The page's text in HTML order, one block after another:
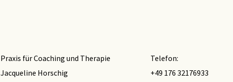
Praxis für Coaching und Therapie
Jacqueline Horschig
Telefon:
+49 176 32176933